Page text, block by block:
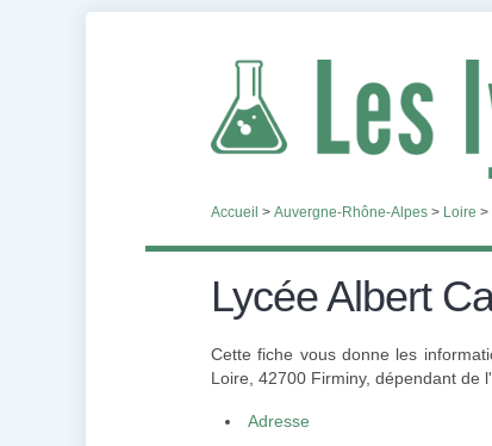
Accueil > Auvergne-Rhône-Alpes > Loire >
Lycée Albert
Cette fiche vous donne les
Loire, 42700 Firminy, dépendant de
Adresse